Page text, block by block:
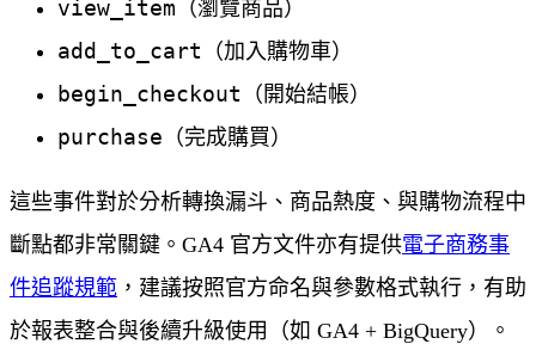
view_item （瀏覽商品）
add_to_cart （加入購物車）
begin_checkout （開始結帳）
purchase （完成購買）
這些事件對於分析轉換漏斗、商品熱度、與購物流程中
斷點都非常關鍵。GA4 官方文件亦有提供電子商務事
件追蹤規範 ，建議按照官方命名與參數格式執行，有助
於報表整合與後續升級使用（如 GA4 + BigQuery）。